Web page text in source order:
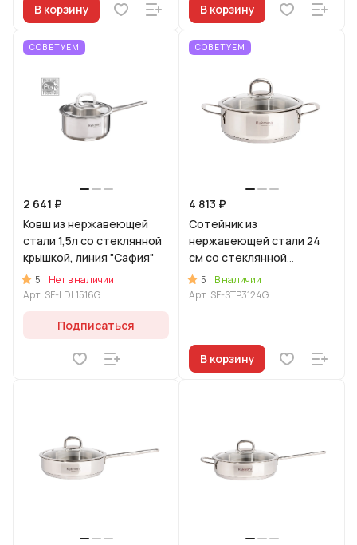
В корзину В корзину
СОВЕТУЕМ
2 641 ₽
Ковш из нержавеющей
стали 1,5л со стеклянной
крышкой, линия "Сафия"
5
Нет в наличии
Арт. SF-LDL1516G
Подписаться
СОВЕТУЕМ
4 813 ₽
Сотейник из
нержавеющей стали 24
см со стеклянной
крышкой, линия "Сафия"
5
В наличии
Арт. SF-STP3124G
В корзину